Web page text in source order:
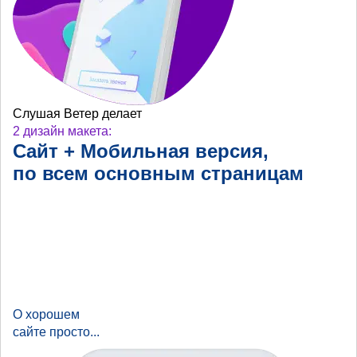
Слушая Ветер делает
2 дизайн макета:
Сайт + Мобильная версия,
по всем основным страницам
О хорошем
сайте просто...